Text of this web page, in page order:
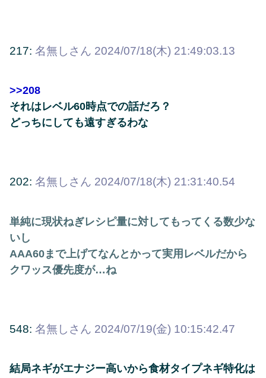
217: 名無しさん 2024/07/18(木) 21:49:03.13
>>208
それはレベル60時点での話だろ？
どっちにしても遠すぎるわな
202: 名無しさん 2024/07/18(木) 21:31:40.54
単純に現状ねぎレシピ量に対してもってくる数少な
いし
AAA60まで上げてなんとかって実用レベルだから
クワッス優先度が…ね
548: 名無しさん 2024/07/19(金) 10:15:42.47
結局ネギがエナジー高いから食材タイプネギ特化は